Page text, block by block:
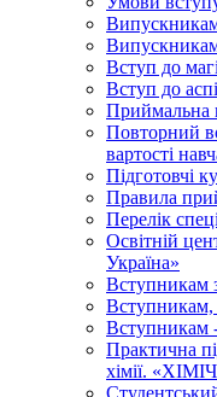
Випускникам
Вступ до
Вступ до
Приймальна
Повторний
вартості
Підготовчі
Правила
Перелік
Освітній
Україна»
Вступникам
Вступникам,
Вступникам
Практична
хімії.